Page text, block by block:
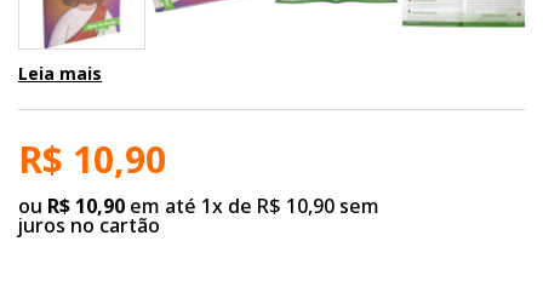
Leia mais
R$ 10,90
ou R$ 10,90 em até 1x de R$ 10,90 sem
juros no cartão